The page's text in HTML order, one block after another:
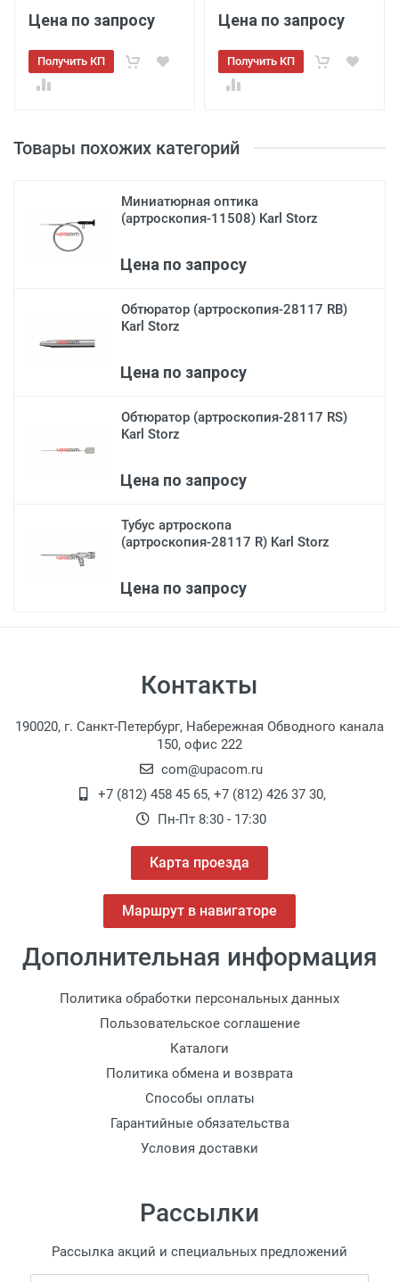
Товары похожих категорий
Миниатюрная оптика
(артроскопия-11508) Karl Storz
Цена по запросу
Обтюратор (артроскопия-28117 RB)
Karl Storz
Цена по запросу
Обтюратор (артроскопия-28117 RS)
Karl Storz
Цена по запросу
Тубус артроскопа
(артроскопия-28117 R) Karl Storz
Цена по запросу
Цена по запросу
Получить КП
Цена по запросу
Получить КП
Контакты
190020, г. Санкт-Петербург, Набережная Обводного канала
150, офис 222
com@upacom.ru
+7 (812) 458 45 65, +7 (812) 426 37 30,
Пн-Пт 8:30 - 17:30
Карта проезда
Маршрут в навигаторе
Дополнительная информация
Политика обработки персональных данных
Пользовательское соглашение
Каталоги
Политика обмена и возврата
Способы оплаты
Гарантийные обязательства
Условия доставки
Рассылки
Рассылка акций и специальных предложений